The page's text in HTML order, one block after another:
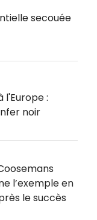
secouée
:
noir
l’exemple en
le succès